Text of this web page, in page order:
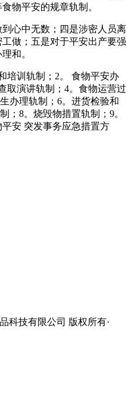
物平安的规章轨制。
心中无数；四是涉密人员离
做；五是对于平安出产要强
和。
训轨制；2。 食物平安办
取演讲轨制；4。食物运营过
办理轨制；6。进货检验和
；8。烧毁物措置轨制；9。
安 突发事务应急措置方
科技有限公司 版权所有·